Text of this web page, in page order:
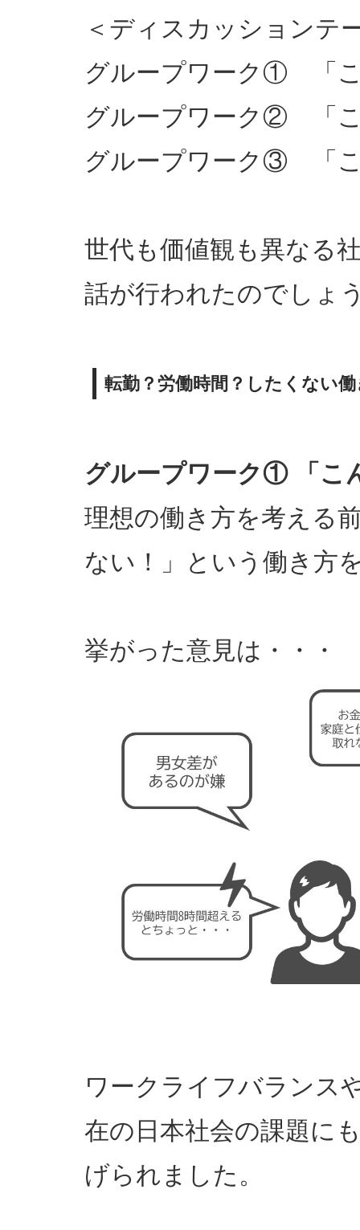
＜ディスカッションテ
グループワーク① 「こ
グループワーク② 「こ
グループワーク③ 「こ
世代も価値観も異なる
話が行われたのでしょ
転勤？労働時間？したくない
グループワーク① 「こ
理想の働き方を考える
ない！」という働き方
挙がった意見は・・・
ワークライフバランス
在の日本社会の課題に
げられました。